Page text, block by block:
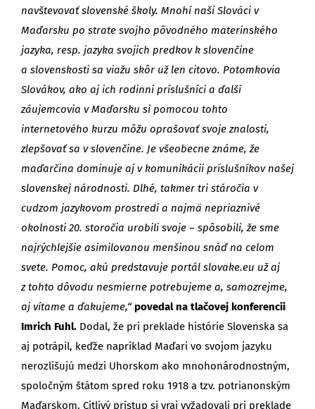
navštevovať slovenské školy. Mnohí naši Slováci v
Maďarsku po strate svojho pôvodného materinského
jazyka, resp. jazyka svojich predkov k slovenčine
a slovenskosti sa viažu skôr už len citovo. Potomkovia
Slovákov, ako aj ich rodinní príslušníci a ďalší
záujemcovia v Maďarsku si pomocou tohto
internetového kurzu môžu oprašovať svoje znalosti,
zlepšovať sa v slovenčine. Je všeobecne známe, že
maďarčina dominuje aj v komunikácii príslušníkov našej
slovenskej národnosti. Dlhé, takmer tri stáročia v
cudzom jazykovom prostredí a najmä nepriaznivé
okolnosti 20. storočia urobili svoje – spôsobili, že sme
najrýchlejšie asimilovanou menšinou snáď na celom
svete. Pomoc, akú predstavuje portál slovake.eu už aj
z tohto dôvodu nesmierne potrebujeme a, samozrejme,
aj vítame a ďakujeme,“ povedal na tlačovej konferencii
Imrich Fuhl. Dodal, že pri preklade histórie Slovenska sa
aj potrápil, keďže napríklad Maďari vo svojom jazyku
nerozlišujú medzi Uhorskom ako mnohonárodnostným,
spoločným štátom spred roku 1918 a tzv. potrianonským
Maďarskom. Citlivý prístup si vraj vyžadovali pri preklade